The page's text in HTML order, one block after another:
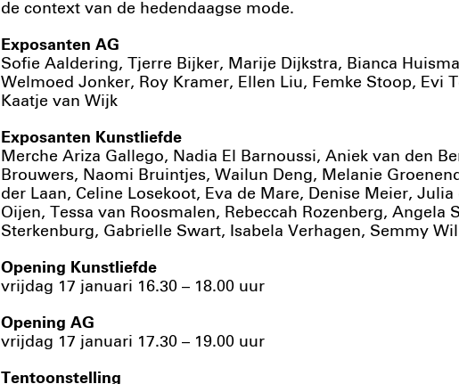
de context van de hedendaagse mode.
Exposanten AG
Sofie Aaldering, Tjerre Bijker, Marije Dijkstra, Bianca
Welmoed Jonker, Roy Kramer, Ellen Liu, Femke Stoop, Evi
Kaatje van Wijk
Exposanten Kunstliefde
Merche Ariza Gallego, Nadia El Barnoussi, Aniek van den
Brouwers, Naomi Bruintjes, Wailun Deng, Melanie
der Laan, Celine Losekoot, Eva de Mare, Denise Meier,
Oijen, Tessa van Roosmalen, Rebeccah Rozenberg, Angela
Sterkenburg, Gabrielle Swart, Isabela Verhagen, Semmy
Opening Kunstliefde
vrijdag 17 januari 16.30 – 18.00 uur
Opening AG
vrijdag 17 januari 17.30 – 19.00 uur
Tentoonstelling